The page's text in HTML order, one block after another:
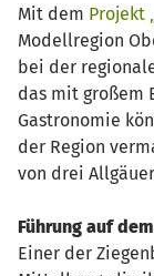
Mit dem Projekt
Modellregion
bei der
das mit großem
Gastronomie
der Region
von drei
Führung auf
Einer der